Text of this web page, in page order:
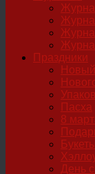
Праздники
Пасха
8
День